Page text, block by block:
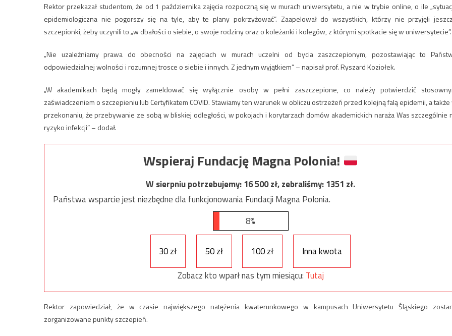
Rektor przekazał studentom, że od 1 października zajęcia rozpoczną się w murach uniwersytetu, a nie w trybie online, o ile
epidemiologiczna nie pogorszy się na tyle, aby te plany pokrzyżować”. Zaapelował do wszystkich, którzy nie przyjęli
szczepionki, żeby uczynili to „w dbałości o siebie, o swoje rodziny oraz o koleżanki i kolegów, z którymi spotkacie się w uniwersytecie”.
„Nie uzależniamy prawa do obecności na zajęciach w murach uczelni od bycia zaszczepionym, pozostawiając to
odpowiedzialnej wolności i rozumnej trosce o siebie i innych. Z jednym wyjątkiem” – napisał prof. Ryszard Koziołek.
„W akademikach będą mogły zameldować się wyłącznie osoby w pełni zaszczepione, co należy potwierdzić
zaświadczeniem o szczepieniu lub Certyfikatem COVID. Stawiamy ten warunek w obliczu ostrzeżeń przed kolejną falą epidemii, a także
przekonaniu, że przebywanie ze sobą w bliskiej odległości, w pokojach i korytarzach domów akademickich naraża Was szczególnie
ryzyko infekcji” – dodał.
Wspieraj Fundację Magna Polonia!
W sierpniu potrzebujemy:16 500zł, zebraliśmy:1351 zł.
Państwa wsparcie jest niezbędne dla funkcjonowania Fundacji Magna Polonia.
8%
30 zł 50 zł 100 zł
Inna kwota
Zobacz kto wparł nas tym miesiącu: Tutaj
Rektor zapowiedział, że w czasie największego natężenia kwaterunkowego w kampusach Uniwersytetu Śląskiego
zorganizowane punkty szczepień.